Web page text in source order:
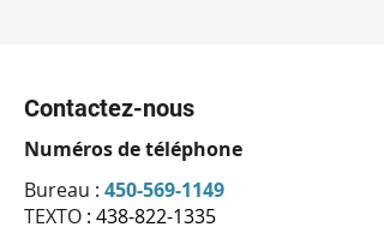
Contactez-nous
Numéros de téléphone
Bureau : 450-569-1149
TEXTO : 438-822-1335